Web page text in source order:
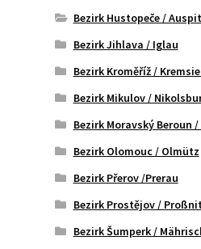
Bezirk Hustopeče /
Bezirk Jihlava / Iglau
Bezirk Kroměříž /
Bezirk Mikulov /
Bezirk Moravský Beroun /
Bezirk Olomouc / Olmütz
Bezirk Přerov /Prerau
Bezirk Prostějov /
Bezirk Šumperk /